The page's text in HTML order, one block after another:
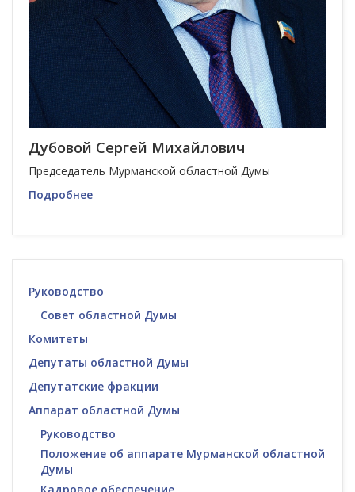
Дубовой Сергей Михайлович
Председатель Мурманской областной Думы
Подробнее
Руководство
Совет областной Думы
Комитеты
Депутаты областной Думы
Депутатские фракции
Аппарат областной Думы
Руководство
Положение об аппарате Мурманской областной
Думы
Кадровое обеспечение